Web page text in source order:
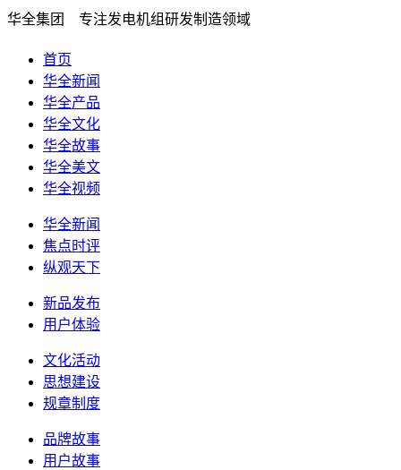
华全集团 专注发电机组研发制造领域
首页
华全新闻
华全产品
华全文化
华全故事
华全美文
华全视频
华全新闻
焦点时评
纵观天下
新品发布
用户体验
文化活动
思想建设
规章制度
品牌故事
用户故事